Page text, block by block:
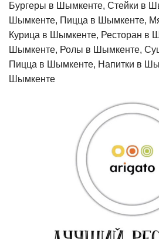
Бургеры в Шымкенте, Стейки в
Шымкенте, Пицца в Шымкенте,
Курица в Шымкенте, Ресторан в
Шымкенте, Ролы в Шымкенте,
Пицца в Шымкенте, Напитки в
Шымкенте